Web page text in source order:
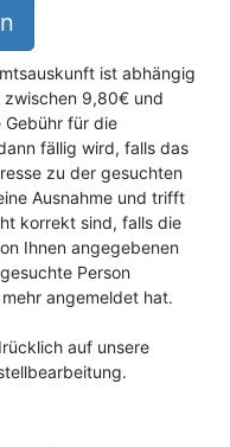
ist abhängig
9,80€ und
für die
fällig wird, falls das
zu der gesuchten
Ausnahme und trifft
korrekt sind, falls die
Ihnen angegebenen
Person
angemeldet hat.
auf unsere